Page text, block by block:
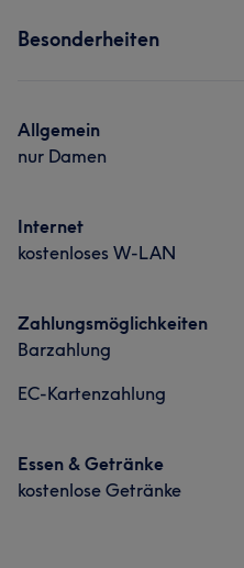
Besonderheiten
Allgemein
nur Damen
Internet
kostenloses W-LAN
Zahlungsmöglichkeiten
Barzahlung
EC-Kartenzahlung
Essen & Getränke
kostenlose Getränke